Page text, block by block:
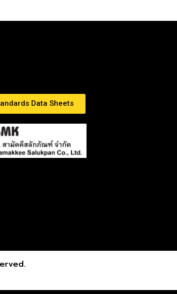
Data Sheets